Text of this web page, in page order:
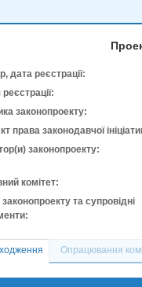
дата реєстрації:
законопроекту:
права законодавчої
законопроекту:
комітет:
законопроекту та супровідні
Опрацювання